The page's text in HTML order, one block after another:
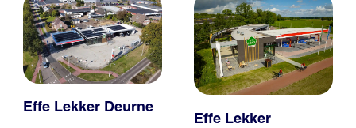
Effe Lekker Deurne
Effe Lekker